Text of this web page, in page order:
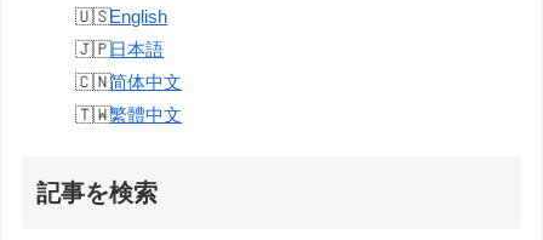
English
日本語
简体中文
繁體中文
記事を検索